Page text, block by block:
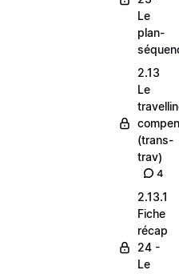
Le
plan-
2.13
Le
(trans-
trav)
4
2.13.1
Fiche
récap
24 -
Le